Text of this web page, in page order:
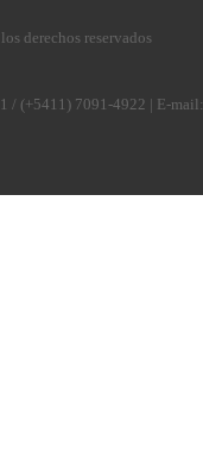
derechos reservados
/ (+5411) 7091-4922 | E-mail: